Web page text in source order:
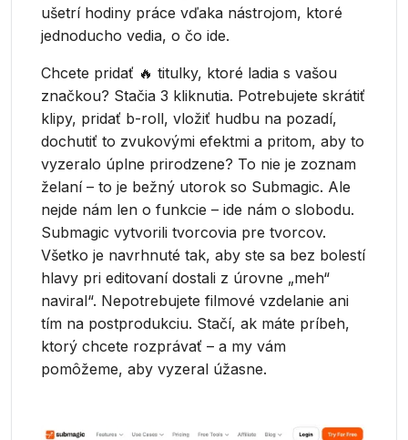
ušetrí hodiny práce vďaka nástrojom, ktoré
jednoducho vedia, o čo ide.
Chcete pridať 🔥 titulky, ktoré ladia s vašou
značkou? Stačia 3 kliknutia. Potrebujete skrátiť
klipy, pridať b-roll, vložiť hudbu na pozadí,
dochutiť to zvukovými efektmi a pritom, aby to
vyzeralo úplne prirodzene? To nie je zoznam
želaní – to je bežný utorok so Submagic. Ale
nejde nám len o funkcie – ide nám o slobodu.
Submagic vytvorili tvorcovia pre tvorcov.
Všetko je navrhnuté tak, aby ste sa bez bolestí
hlavy pri editovaní dostali z úrovne „meh“
naviral“. Nepotrebujete filmové vzdelanie ani
tím na postprodukciu. Stačí, ak máte príbeh,
ktorý chcete rozprávať – a my vám
pomôžeme, aby vyzeral úžasne.